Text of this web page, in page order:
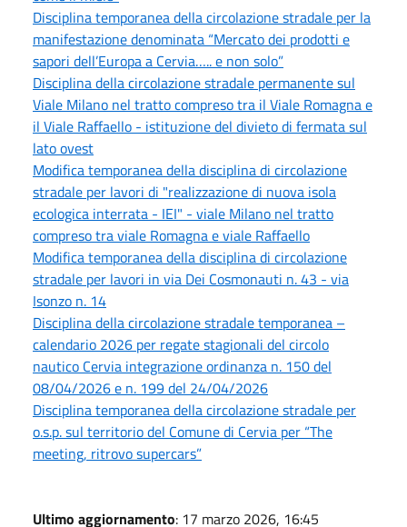
Disciplina temporanea della circolazione stradale per la
manifestazione denominata “Mercato dei prodotti e
sapori dell’Europa a Cervia….. e non solo”
Disciplina della circolazione stradale permanente sul
Viale Milano nel tratto compreso tra il Viale Romagna e
il Viale Raffaello - istituzione del divieto di fermata sul
lato ovest
Modifica temporanea della disciplina di circolazione
stradale per lavori di "realizzazione di nuova isola
ecologica interrata - IEI" - viale Milano nel tratto
compreso tra viale Romagna e viale Raffaello
Modifica temporanea della disciplina di circolazione
stradale per lavori in via Dei Cosmonauti n. 43 - via
Isonzo n. 14
Disciplina della circolazione stradale temporanea –
calendario 2026 per regate stagionali del circolo
nautico Cervia integrazione ordinanza n. 150 del
08/04/2026 e n. 199 del 24/04/2026
Disciplina temporanea della circolazione stradale per
o.s.p. sul territorio del Comune di Cervia per “The
meeting, ritrovo supercars”
Ultimo aggiornamento: 17 marzo 2026, 16:45